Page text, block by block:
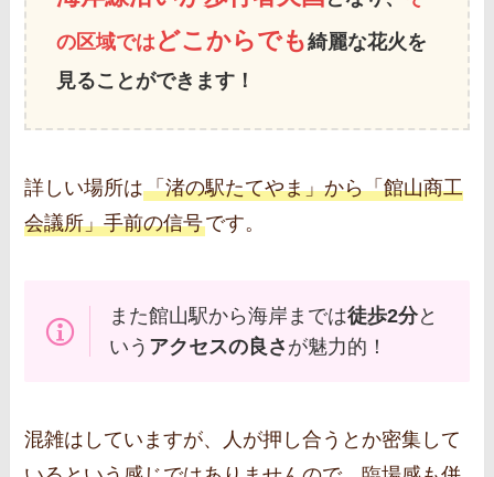
の区域ではどこからでも綺麗な花火を
見ることができます！
詳しい場所は「渚の駅たてやま」から「館山商工
会議所」手前の信号です。
また館山駅から海岸までは徒歩2分と
いう アクセスの良さ が魅力的！
混雑はしていますが、人が押し合うとか密集して